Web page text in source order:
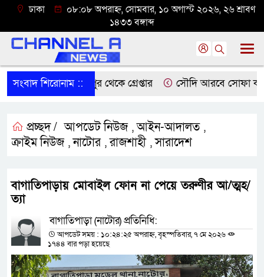
ঢাকা
০৮:০৮ অপরাহ্ন, সোমবার, ১০ অগাস্ট ২০২৬, ২৬ শ্রাবণ
১৪৩৩ বঙ্গাব্দ
সংবাদ শিরোনাম ::
আসামি লক্ষ্মীপুর থেকে গ্রেপ্তার সৌদি আরবে সোফা
প্রচ্ছদ / আপডেট নিউজ ,আইন-আদালত ,
ক্রাইম নিউজ ,নাটোর ,রাজশাহী ,সারাদেশ
বাগাতিপাড়ায় মোবাইল ফোন না পেয়ে তরুণীর আ/ত্মহ/
ত্যা
বাগাতিপাড়া (নাটোর) প্রতিনিধি:
আপডেট সময় : ১০:২৪:২৫ অপরাহ্ন, বৃহস্পতিবার, ৭ মে ২০২৬
১৭৪৪ বার পড়া হয়েছে